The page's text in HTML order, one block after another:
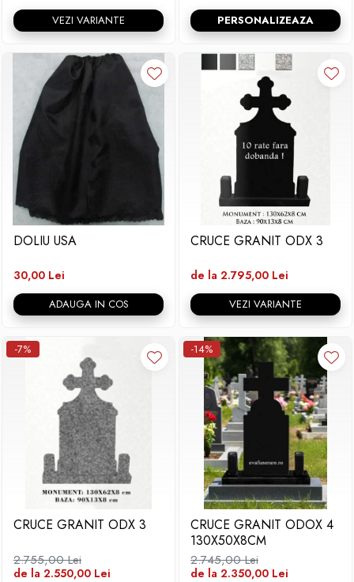
VEZI VARIANTE PERSONALIZEAZA
DOLIU USA
30,00 Lei
ADAUGA IN COS
CRUCE GRANIT ODX 3
de la 2.795,00 Lei
VEZI VARIANTE
-7%
CRUCE GRANIT ODX 3
2.755,00 Lei
de la 2.550,00 Lei
-14%
CRUCE GRANIT ODOX 4
130X50X8CM
2.745,00 Lei
de la 2.350,00 Lei